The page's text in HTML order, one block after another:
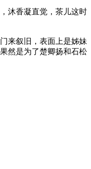
香凝直觉，茶儿这时
叙旧，表面上是姊妹
然是为了楚卿扬和石松